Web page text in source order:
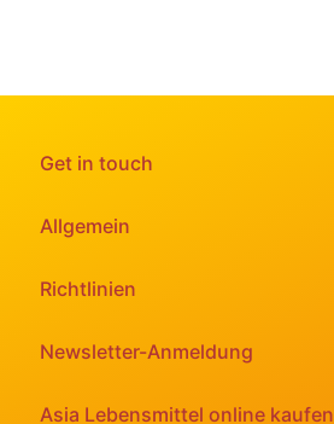
Get in touch
Allgemein
Richtlinien
Newsletter-Anmeldung
Asia Lebensmittel online kaufen